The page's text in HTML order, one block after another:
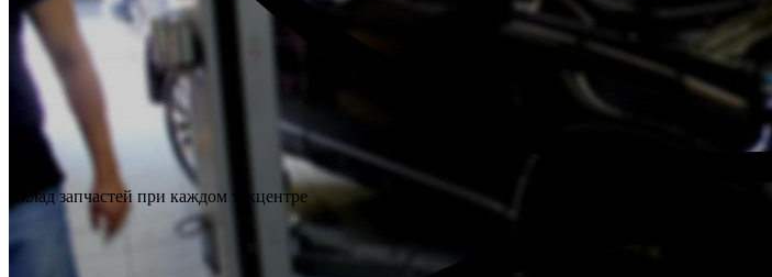
Склад запчастей при каждом техцентре